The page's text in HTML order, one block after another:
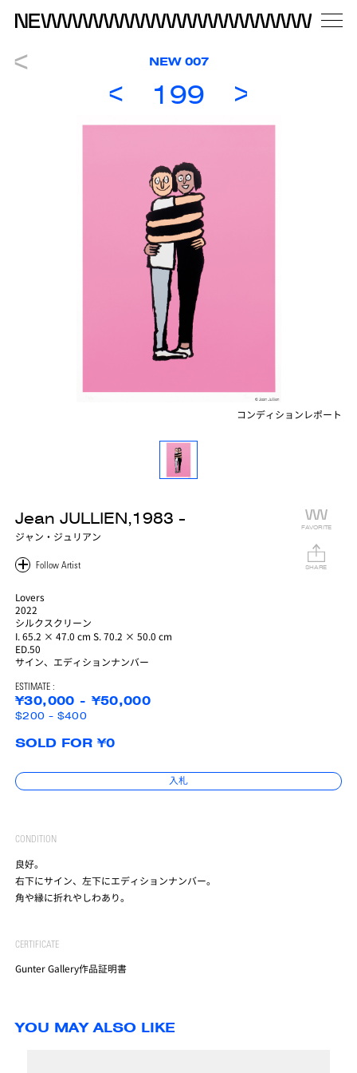
NEW 007
199
コンディションレポート
Jean JULLIEN,1983 -
ジャン・ジュリアン
Lovers
2022
シルクスクリーン
I. 65.2 × 47.0 cm S. 70.2 × 50.0 cm
ED.50
サイン、エディションナンバー
FAVORITE
SHARE
ESTIMATE :
¥30,000 - ¥50,000
$200 - $400
SOLD FOR ¥0
入札
CONDITION
良好。
右下にサイン、左下にエディションナンバー。
角や縁に折れやしわあり。
CERTIFICATE
Gunter Gallery作品証明書
YOU MAY ALSO LIKE